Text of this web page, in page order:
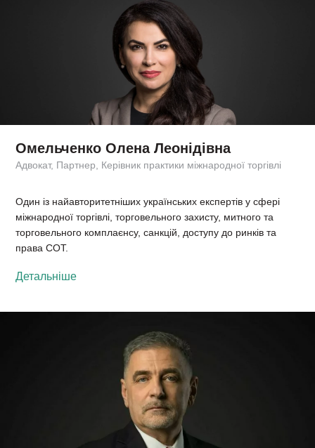
Омельченко Олена Леонідівна
Адвокат, Партнер, Керівник практики міжнародної торгівлі
Один із найавторитетніших українських експертів у сфері
міжнародної торгівлі, торговельного захисту, митного та
торговельного комплаєнсу, санкцій, доступу до ринків та
права СОТ.
Детальніше